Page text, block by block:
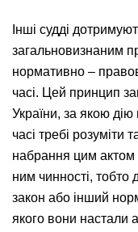
Інші судді
загальновизнаним
нормативно –
часі. Цей принцип
України, за якою
часі требі
набрання цим актом
ним чинності, тобто
закон або інший
якого вони настали